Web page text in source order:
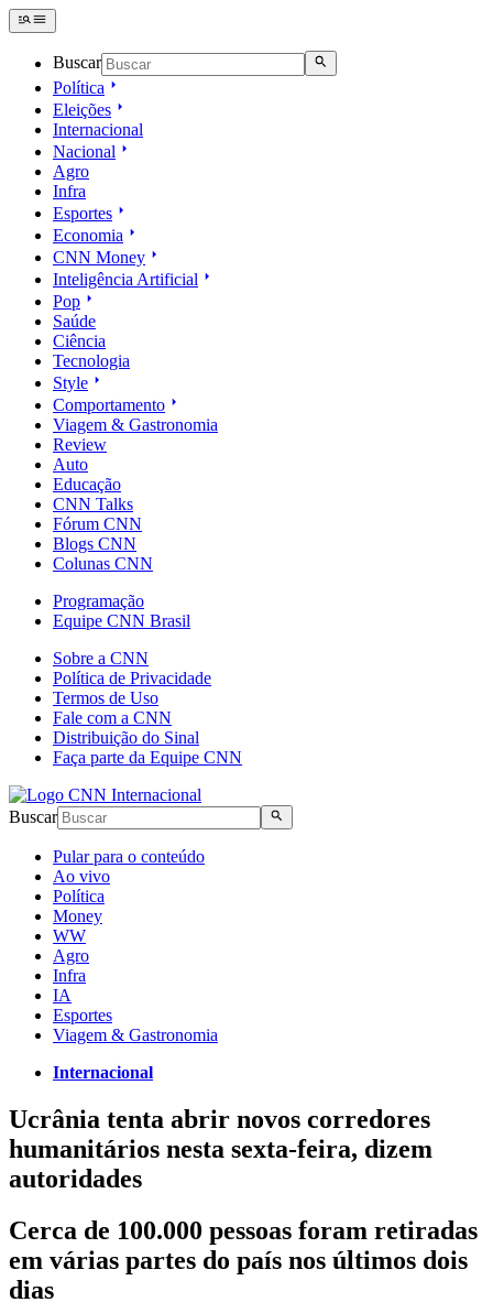
Buscar
Política
Eleições
Internacional
Nacional
Agro
Infra
Esportes
Economia
CNN Money
Inteligência Artificial
Pop
Saúde
Ciência
Tecnologia
Style
Comportamento
Viagem & Gastronomia
Review
Auto
Educação
CNN Talks
Fórum CNN
Blogs CNN
Colunas CNN
Programação
Equipe CNN Brasil
Sobre a CNN
Política de Privacidade
Termos de Uso
Fale com a CNN
Distribuição do Sinal
Faça parte da Equipe CNN
Buscar
Pular para o conteúdo
Ao vivo
Política
Money
WW
Agro
Infra
IA
Esportes
Viagem & Gastronomia
Internacional
Ucrânia tenta abrir novos corredores
humanitários nesta sexta-feira, dizem
autoridades
Cerca de 100.000 pessoas foram retiradas
em várias partes do país nos últimos dois
dias